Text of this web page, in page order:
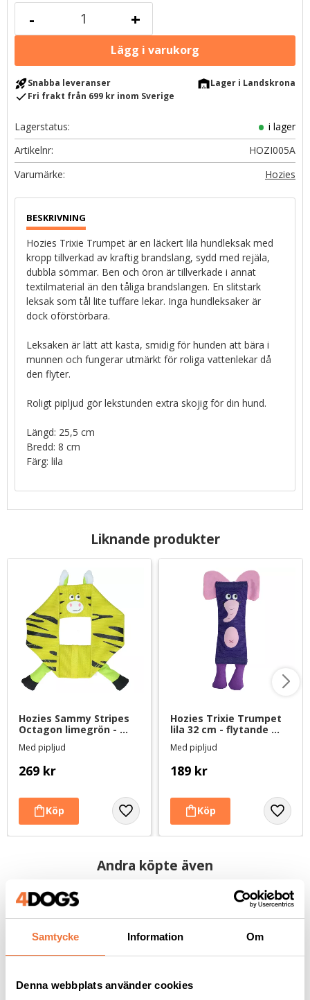
Samtycke Information Om
Denna webbplats använder cookies
+
-
rocket_launchSnabba leveranser warehouseLager i Landskrona
checkFri frakt från 699 kr inom Sverige
Lagerstatus
i lager
Artikelnr
HOZI005A
Hozies
Hozies Trixie Trumpet är en läckert lila hundleksak med
kropp tillverkad av kraftig brandslang, sydd med rejäla,
dubbla sömmar. Ben och öron är tillverkade i annat
textilmaterial än den tåliga brandslangen. En slitstark
leksak som tål lite tuffare lekar. Inga hundleksaker är
dock oförstörbara.
Leksaken är lätt att kasta, smidig för hunden att bära i
munnen och fungerar utmärkt för roliga vattenlekar då
den flyter.
Roligt pipljud gör lekstunden extra skojig för din hund.
Längd: 25,5 cm
Bredd: 8 cm
Färg: lila
Liknande produkter
Hozies Sammy Stripes
Octagon limegrön -
hundleksak av
brandslang
Med pipljud
269 kr
Hozies Trixie Trumpet
lila 32 cm - flytande
hundleksak av
brandslang
Med pipljud
189 kr
Andra köpte även